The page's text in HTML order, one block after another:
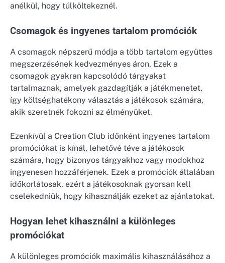
anélkül, hogy túlköltekeznél.
Csomagok és ingyenes tartalom promóciók
A csomagok népszerű módja a több tartalom együttes
megszerzésének kedvezményes áron. Ezek a
csomagok gyakran kapcsolódó tárgyakat
tartalmaznak, amelyek gazdagítják a játékmenetet,
így költséghatékony választás a játékosok számára,
akik szeretnék fokozni az élményüket.
Ezenkívül a Creation Club időnként ingyenes tartalom
promóciókat is kínál, lehetővé téve a játékosok
számára, hogy bizonyos tárgyakhoz vagy modokhoz
ingyenesen hozzáférjenek. Ezek a promóciók általában
időkorlátosak, ezért a játékosoknak gyorsan kell
cselekedniük, hogy kihasználják ezeket az ajánlatokat.
Hogyan lehet kihasználni a különleges
promóciókat
A különleges promóciók maximális kihasználásához a